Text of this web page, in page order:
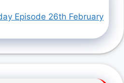
Episode 26th February